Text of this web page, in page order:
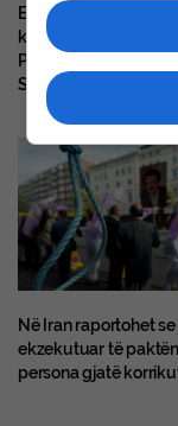
Ekstradimi i Dukagjin
kërkuar për tentim-
Policia:
Spanjën – detaje
Në Iran raportohet se
ekzekutuar të
persona gjatë